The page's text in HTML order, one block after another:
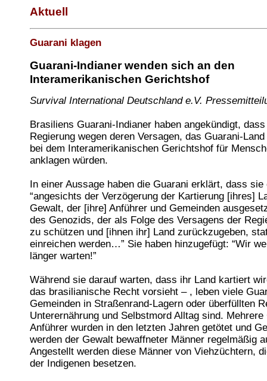
Aktuell
Guarani klagen
Guarani-Indianer wenden sich an den
Interamerikanischen Gerichtshof
Survival International Deutschland e.V.
Brasiliens Guarani-Indianer haben angekündigt,
Regierung wegen deren Versagen, das Guarani-
bei dem Interamerikanischen Gerichtshof für
anklagen würden.
In einer Aussage haben die Guarani erklärt, dass sie
“angesichts der Verzögerung der Kartierung [ihres]
Gewalt, der [ihre] Anführer und Gemeinden
des Genozids, der als Folge des Versagens der
zu schützen und [ihnen ihr] Land zurückzugeben,
einreichen werden…” Sie haben hinzugefügt: “Wir
länger warten!”
Während sie darauf warten, dass ihr Land kartiert
das brasilianische Recht vorsieht – , leben viele
Gemeinden in Straßenrand-Lagern oder überfüllten
Unterernährung und Selbstmord Alltag sind. Mehrere
Anführer wurden in den letzten Jahren getötet und
werden der Gewalt bewaffneter Männer regelmäßig
Angestellt werden diese Männer von Viehzüchtern,
der Indigenen besetzen.